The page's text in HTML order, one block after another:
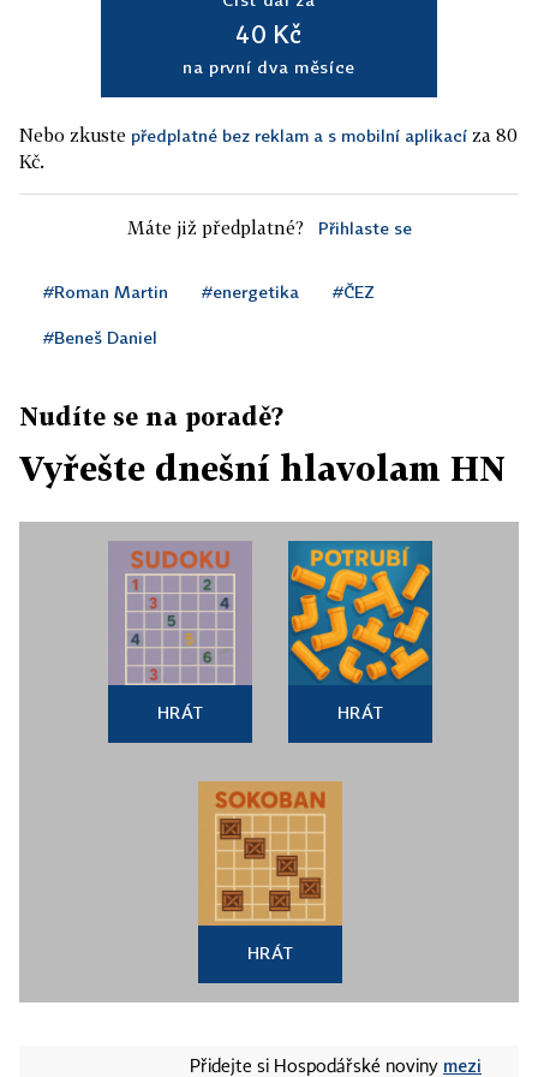
40 Kč
na první dva měsíce
Nebo zkuste předplatné bez reklam a s mobilní aplikací za 80
Kč.
Máte již předplatné? Přihlaste se
#Roman Martin #energetika #ČEZ
#Beneš Daniel
Nudíte se na poradě?
Vyřešte dnešní hlavolam HN
HRÁT HRÁT
HRÁT
Přidejte si Hospodářské noviny mezi